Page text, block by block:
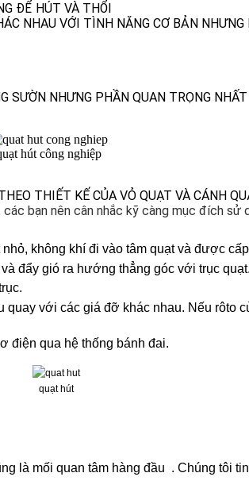
ĐỂ HÚT VÀ THỔI
NHAU VỚI TÌNH NĂNG CƠ BẢN
SƯỜN NHƯNG PHẦN QUAN TRỌNG
hút công nghiệp
THIẾT KẾ CỦA VỎ QUẠT VÀ CÁNH
bạn nên cân nhắc kỹ càng mục đích
không khí đi vào tâm quạt và được
đẩy gió ra hướng thẳng góc với trục quạt.
với các giá đỡ khác nhau. Nếu rôto
điện qua hệ thống bánh đai.
quạt hút
là mối quan tâm hàng đầu . Chúng tôi